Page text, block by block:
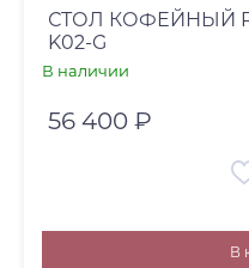
СТОЛ КОФЕЙНЫЙ
K02-G
В наличии
56 400 ₽
В